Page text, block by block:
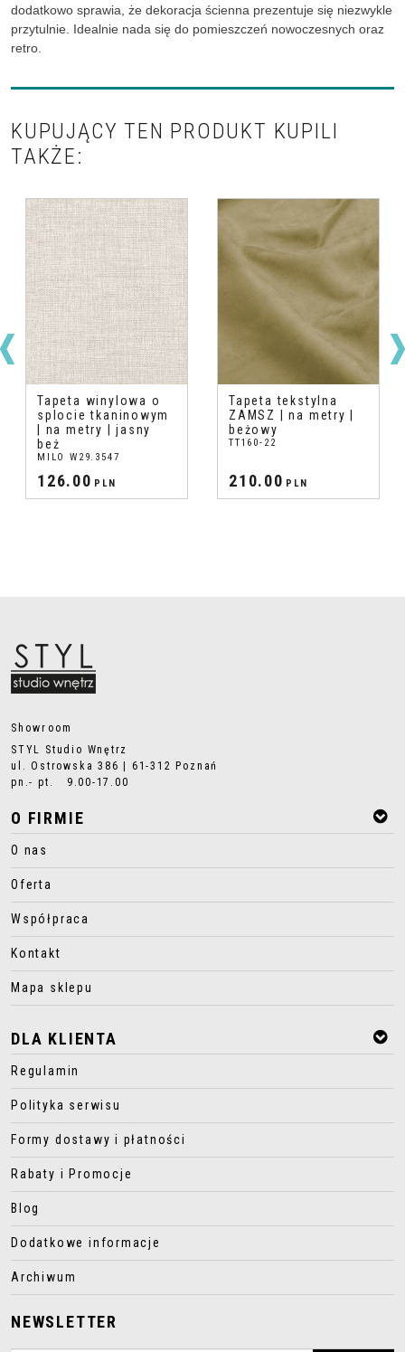
dodatkowo sprawia, że dekoracja ścienna prezentuje się niezwykle
przytulnie. Idealnie nada się do pomieszczeń nowoczesnych oraz
retro.
KUPUJĄCY TEN PRODUKT KUPILI
TAKŻE:
Tapeta winylowa o
splocie tkaninowym
| na metry | jasny
beż
MILO W29.3547
126.00 PLN
Tapeta tekstylna
ZAMSZ | na metry |
beżowy
TT160-22
210.00 PLN
Showroom
STYL Studio Wnętrz
ul. Ostrowska 386 | 61-312 Poznań
pn.- pt. 9.00-17.00
O FIRMIE
O nas
Oferta
Współpraca
Kontakt
Mapa sklepu
DLA KLIENTA
Regulamin
Polityka serwisu
Formy dostawy i płatności
Rabaty i Promocje
Blog
Dodatkowe informacje
Archiwum
NEWSLETTER